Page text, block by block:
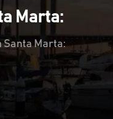
Marta:
Santa Marta: